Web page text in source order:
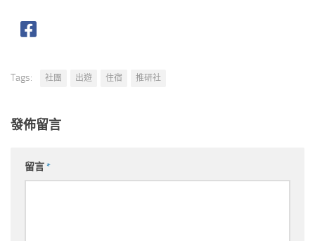
Tags: 社團 出遊 住宿 推研社
發佈留言
留言*